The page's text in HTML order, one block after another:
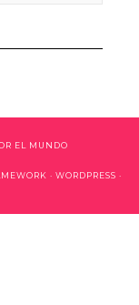
EL MUNDO
· WORDPRESS ·